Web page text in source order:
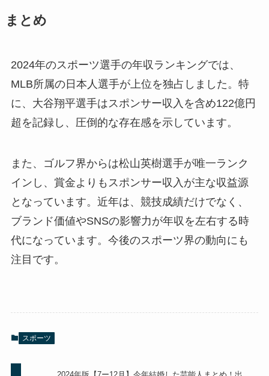
まとめ
2024年のスポーツ選手の年収ランキングでは、
MLB所属の日本人選手が上位を独占しました。特
に、大谷翔平選手はスポンサー収入を含め122億円
超を記録し、圧倒的な存在感を示しています。
また、ゴルフ界からは松山英樹選手が唯一ランク
インし、賞金よりもスポンサー収入が主な収益源
となっています。近年は、競技成績だけでなく、
ブランド価値やSNSの影響力が年収を左右する時
代になっています。今後のスポーツ界の動向にも
注目です。
スポーツ